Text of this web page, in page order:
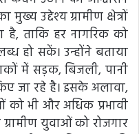
उद्देश्य ग्रामीण क्षेत्रों
ताकि हर नागरिक को
हो सकें। उन्होंने बताया
में सड़क, बिजली, पानी
जा रहे है। इसके अलावा,
भी और अधिक प्रभावी
युवाओं को रोजगार